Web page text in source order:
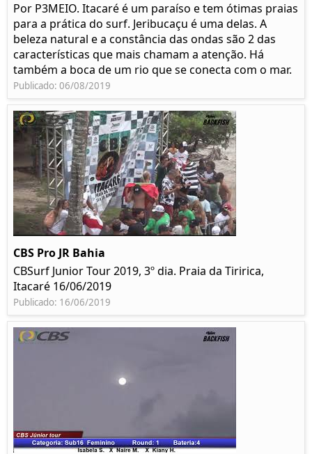
Por P3MEIO. Itacaré é um paraíso e tem ótimas praias
para a prática do surf. Jeribucaçu é uma delas. A
beleza natural e a constância das ondas são 2 das
características que mais chamam a atenção. Há
também a boca de um rio que se conecta com o mar.
Publicado: 06/08/2019
CBS Pro JR Bahia
CBSurf Junior Tour 2019, 3º dia. Praia da Tiririca,
Itacaré 16/06/2019
Publicado: 16/06/2019